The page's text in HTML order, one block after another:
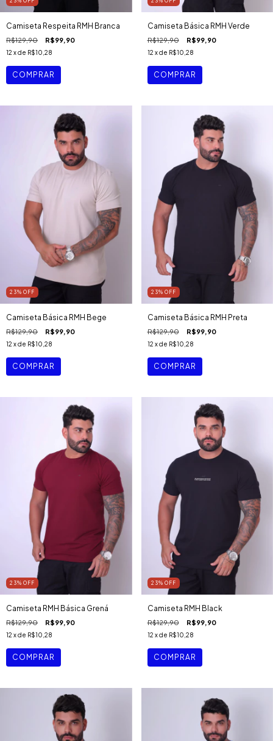
Camiseta Respeita RMH Branca
R$129,90 R$99,90
12 x de R$10,28
COMPRAR
Camiseta Básica RMH Verde
R$129,90 R$99,90
12 x de R$10,28
COMPRAR
23% OFF
Camiseta Básica RMH Bege
R$129,90 R$99,90
12 x de R$10,28
COMPRAR
23% OFF
Camiseta Básica RMH Preta
R$129,90 R$99,90
12 x de R$10,28
COMPRAR
23% OFF
Camiseta RMH Básica Grená
R$129,90 R$99,90
12 x de R$10,28
COMPRAR
23% OFF
Camiseta RMH Black
R$129,90 R$99,90
12 x de R$10,28
COMPRAR